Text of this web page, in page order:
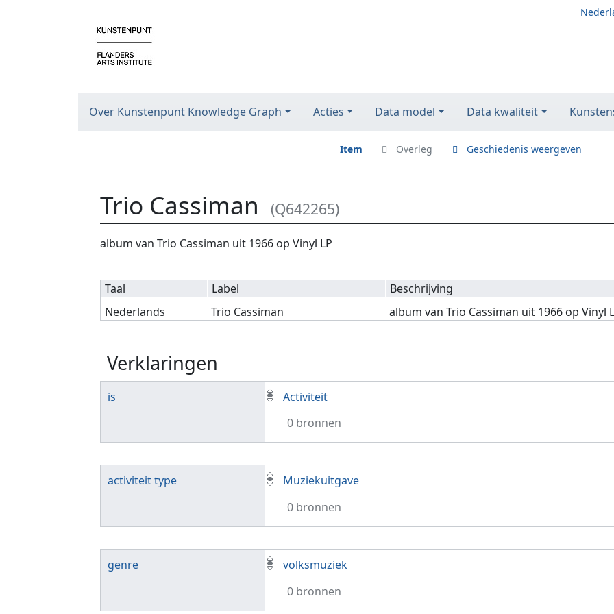
Over Kunstenpunt Knowledge Graph Acties Data model Data kwaliteit
Item Overleg Geschiedenis weergeven
Trio Cassiman (Q642265)
Ga naar:navigatie,zoeken
album van Trio Cassiman uit 1966 op Vinyl LP
Taal Label
Beschrijving
Nederlands
Trio Cassiman album van Trio Cassiman uit 1966 op Vinyl
Verklaringen
is
Activiteit
0 bronnen
activiteit type
Muziekuitgave
0 bronnen
genre
volksmuziek
0 bronnen